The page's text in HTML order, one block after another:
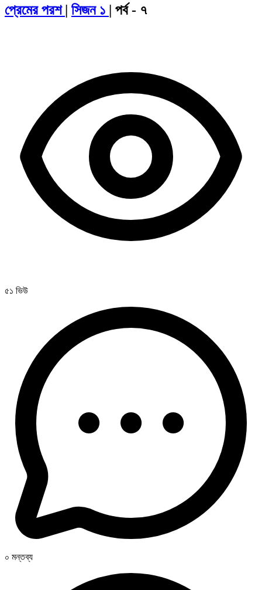
প্রেমের পরশ| সিজন ১ | পর্ব - ৭
৫১ ভিউ
০ মন্তব্য